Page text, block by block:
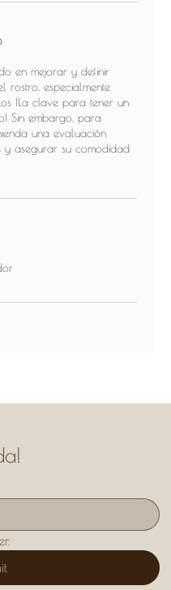
en mejorar y definir
rostro, especialmente
¡La clave para tener un
Sin embargo, para
una evaluación
asegurar su comodidad